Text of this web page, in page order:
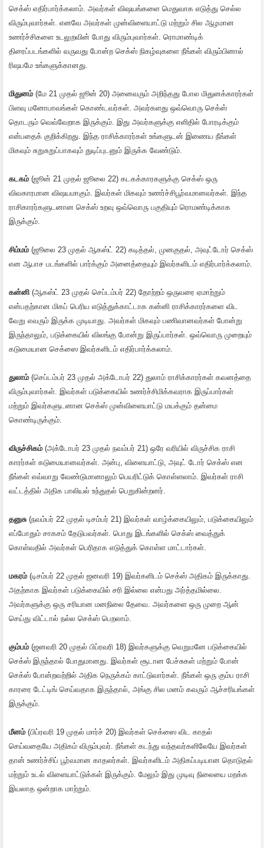
செக்ஸ் எதிர்பார்க்கலாம். அவர்கள் விஷயங்களை மெதுவாக எடுத்து செல்ல
விரும்புவார்கள். எனவே அவர்கள் முன்விளையாட்டு மற்றும் சில ஆழமான
உணர்ச்சிகளை உடலுறவின் போது விரும்புவார்கள். ரொமாண்டிக்
திரைப்படங்களில் வருவது போன்ற செக்ஸ் நிகழ்வுகளை நீங்கள் விரும்பினால்
ரிஷபமே உங்களுக்கானது.
மிதுனம்(மே 21 முதல் ஜூன் 20) அனைவரும் அறிந்தது போல மிதுனக்காரர்கள்
பிளவு மனோபாவங்கள் கொண்டவர்கள். அவர்களது ஒவ்வொரு செக்ஸ்
தொடரும் வெவ்வேறாக இருக்கும். இது அவர்களுக்கு எளிதில் போரடிக்கும்
என்பதைக் குறிக்கிறது. இந்த ராசிக்காரர்கள் உங்களுடன் இணைய நீங்கள்
மிகவும் சுறுசுறுப்பாகவும் துடிப்புடனும் இருக்க வேண்டும்.
கடகம்(ஜூன் 21 முதல் ஜூலை 22) கடகக்காரகளுக்கு செக்ஸ் ஒரு
விவகாரமான விஷயமாகும். இவர்கள் மிகவும் உணர்ச்சிபூர்வமானவர்கள். இந்த
ராசிகாரர்களுடனான செக்ஸ் உறவு ஒவ்வொரு பகுதியும் ரொமண்டிக்காக
இருக்கும்.
சிம்மம் (ஜூலை 23 முதல் ஆகஸ்ட் 22) கடித்தல், முனகுதல், அவுட்டோர் செக்ஸ்
என ஆபாச படங்களில் பார்க்கும் அனைத்தையும் இவர்களிடம் எதிர்பார்க்கலாம்.
கன்னி (ஆகஸ்ட் 23 முதல் செப்டம்பர் 22) தோற்றம் ஒருவரை ஏமாற்றும்
என்பதற்கான மிகப் பெரிய எடுத்துக்காட்டாக கன்னி ராசிக்காரர்களை விட
வேறு எவரும் இருக்க முடியாது. அவர்கள் மிகவும் பணிவானவர்கள் போன்று
இருந்தாலும், படுக்கையில் விலங்கு போன்று இருப்பார்கள். ஒவ்வொரு முறையும்
கடுமையான செக்ஸை இவர்களிடம் எதிர்பார்க்கலாம்.
துலாம்(செப்டம்பர் 23 முதல் அக்டோபர் 22) துலாம் ராசிக்காரர்கள் கவனத்தை
விரும்புவார்கள். இவர்கள் படுக்கையில் உணர்ச்சிமிக்கவராக இருப்பார்கள்
மற்றும் இவர்களுடனான செக்ஸ் முன்விளையாட்டு மயக்கும் தன்மை
கொண்டிருக்கும்.
விருச்சிகம் (அக்டோபர் 23 முதல் நவம்பர் 21) ஒரே வரியில் விருச்சிக ராசி
காரர்கள் கடுமையானவர்கள். அன்பு, விளையாட்டு, அவுட் டோர் செக்ஸ் என
நீங்கள் எவ்வாறு வேண்டுமானாலும் பெயரிட்டுக் கொள்ளலாம். இவர்கள் ராசி
வட்டத்தில் அதிக பாலியல் உந்துதல் பெறுகின்றனர்.
தனுசு (நவம்பர் 22 முதல் டிசம்பர் 21) இவர்கள் வாழ்க்கையிலும், படுக்கையிலும்
எப்போதும் சாகசம் தேடுபவர்கள். பொது இடங்களில் செக்ஸ் வைத்துக்
கொள்வதில் அவர்கள் பெரிதாக எடுத்துக் கொள்ள மாட்டார்கள்.
மகரம்(டிசம்பர் 22 முதல் ஜனவரி 19) இவர்களிடம் செக்ஸ் அதிகம் இருக்காது.
அதற்காக இவர்கள் படுக்கையில் சரி இல்லை என்பது அர்த்தமில்லை.
அவர்களுக்கு ஒரு சரியான மனநிலை தேவை. அவர்களை ஒரு முறை ஆன்
செய்து விட்டால் நல்ல செக்ஸ் பெறலாம்.
கும்பம் (ஜனவரி 20 முதல் பிப்ரவரி 18) இவர்களுக்கு வெறுமனே படுக்கையில்
செக்ஸ் இருந்தால் போதுமானது. இவர்கள் சூடான பேச்சுகள் மற்றும் போன்
செக்ஸ் போன்றவற்றில் அதிக நெருக்கம் காட்டுவார்கள். நீங்கள் ஒரு கும்ப ராசி
காரரை டேட்டிங் செய்வதாக இருந்தால், அங்கு சில மனம் கவரும் ஆச்சரியங்கள்
இருக்கும்.
மீனம்(பிப்ரவரி 19 முதல் மார்ச் 20) இவர்கள் செக்ஸை விட காதல்
செய்வதையே அதிகம் விரும்புவர். நீங்கள் கடந்து வந்தவர்களிலேயே இவர்கள்
தான் உணர்ச்சிப் பூர்வமான காதலர்கள். இவர்களிடம் அதிகப்படியான தொடுதல்
மற்றும் உடல் விளையாட்டுக்கள் இருக்கும். மேலும் இது முடிவு நிலையை மறக்க
இயலாத ஒன்றாக மாற்றும்.